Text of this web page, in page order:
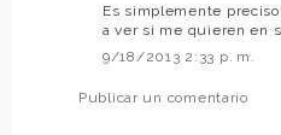
Es simplemente
a ver si me quieren en
9/18/2013 2:33 p. m.
Publicar un comentario